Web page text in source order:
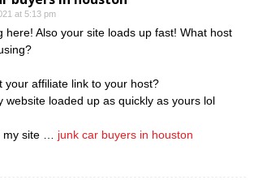
at 5:13 pm
here! Also your site loads up fast! What host
your affiliate link to your host?
website loaded up as quickly as yours lol
my site … junk car buyers in houston